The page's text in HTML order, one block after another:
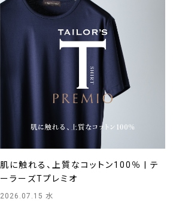
肌に触れる、上質なコットン100％ | テ
ーラーズTプレミオ
2026.07.15 水